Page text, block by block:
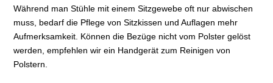
Während man Stühle mit einem Sitzgewebe oft nur abwischen
muss, bedarf die Pflege von Sitzkissen und Auflagen mehr
Aufmerksamkeit. Können die Bezüge nicht vom Polster gelöst
werden, empfehlen wir ein Handgerät zum Reinigen von
Polstern.